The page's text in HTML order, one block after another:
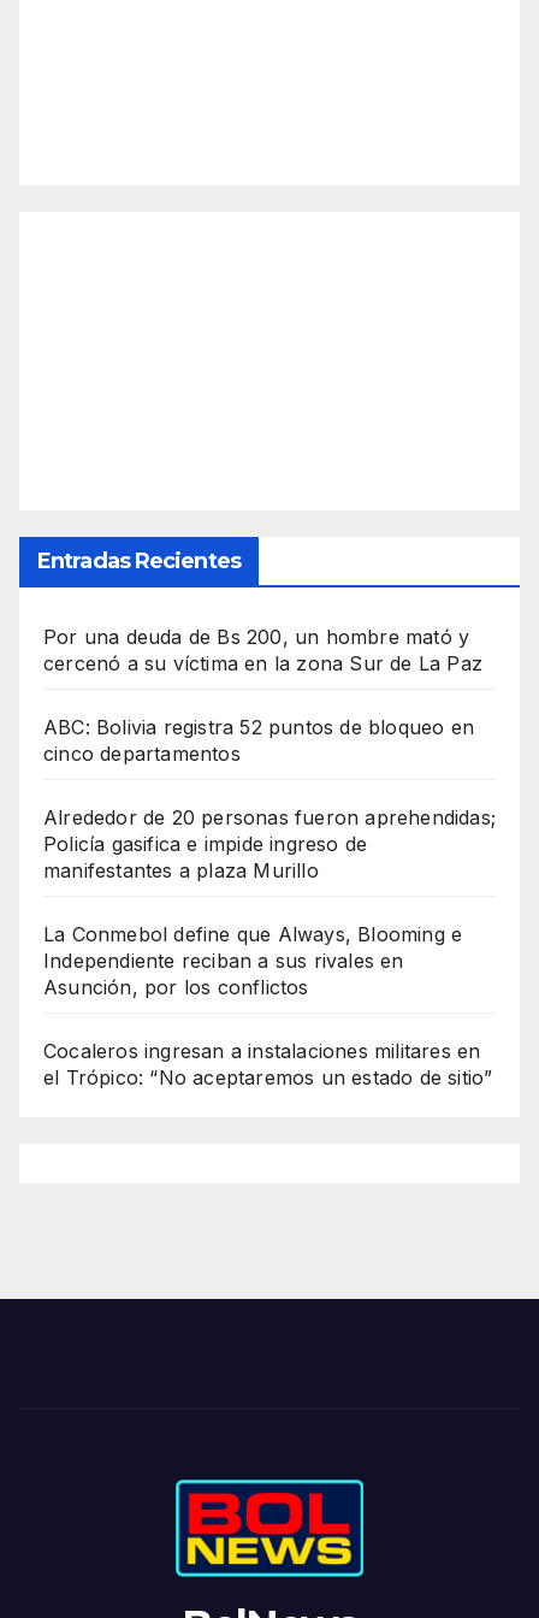
Entradas Recientes
Por una deuda de Bs 200, un hombre mató y
cercenó a su víctima en la zona Sur de La Paz
ABC: Bolivia registra 52 puntos de bloqueo en
cinco departamentos
Alrededor de 20 personas fueron aprehendidas;
Policía gasifica e impide ingreso de
manifestantes a plaza Murillo
La Conmebol define que Always, Blooming e
Independiente reciban a sus rivales en
Asunción, por los conflictos
Cocaleros ingresan a instalaciones militares en
el Trópico: “No aceptaremos un estado de sitio”